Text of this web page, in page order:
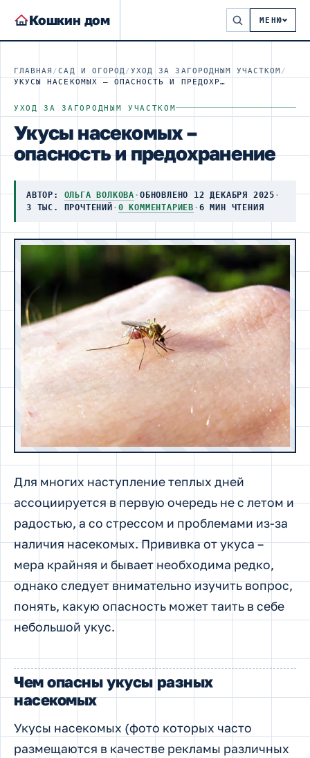
Кошкин дом МЕНЮ
ГЛАВНАЯ /САД И ОГОРОД /УХОД ЗА ЗАГОРОДНЫМ УЧАСТКОМ /
УКУСЫ НАСЕКОМЫХ – ОПАСНОСТЬ И ПРЕДОХРАНЕНИЕ
УХОД ЗА ЗАГОРОДНЫМ УЧАСТКОМ
Укусы насекомых –
опасность и предохранение
АВТОР: ОЛЬГА ВОЛКОВА · ОБНОВЛЕНО 12 ДЕКАБРЯ 2025 ·
3 ТЫС. ПРОЧТЕНИЙ · 0 КОММЕНТАРИЕВ · 6 МИН ЧТЕНИЯ
Для многих наступление теплых дней
ассоциируется в первую очередь не с летом и
радостью, а со стрессом и проблемами из-за
наличия насекомых. Прививка от укуса –
мера крайняя и бывает необходима редко,
однако следует внимательно изучить вопрос,
понять, какую опасность может таить в себе
небольшой укус.
Чем опасны укусы разных
насекомых
Укусы насекомых (фото которых часто
размещаются в качестве рекламы различных